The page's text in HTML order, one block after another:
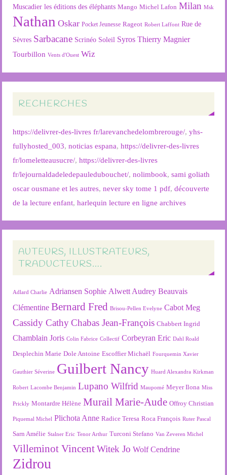
Muscadier les éditions des éléphants Mango Michel Lafon Milan Msk
Nathan Oskar Pocket Jeunesse Rageot Robert Laffont Rue de
Sèvres Sarbacane Scrinéo Soleil Syros Thierry Magnier
Tourbillon Vents d'Ouest Wiz
RECHERCHES
https://delivrer-des-livres fr/larevanchedelombrerouge/,yhs-
fullyhosted_003,noticias espana,https://delivrer-des-livres
fr/lomeletteausucre/,https://delivrer-des-livres
fr/lejournaldadeledepauledubouchet/,nolimbook,sami goliath
oscar ousmane et les autres,never sky tome 1 pdf,découverte
de la lecture enfant,harlequin lecture en ligne archives
AUTEURS, ILLUSTRATEURS,
TRADUCTEURS….
Adlard Charlie Adriansen Sophie Alwett Audrey Beauvais
Clémentine Bernard Fred Brisou-Pellen Evelyne Cabot Meg
Cassidy Cathy Chabas Jean-François Chabbert Ingrid
Chamblain Joris Colin Fabrice Collectif Corbeyran Eric Dahl Roald
Desplechin Marie Dole Antoine Escoffier Michaël Fourquemin Xavier
Gauthier Séverine Guilbert Nancy Huard Alexandra Kirkman
Robert Lacombe Benjamin Lupano Wilfrid Maupomé Meyer Ilona Miss
Prickly Montardre Hélène Murail Marie-Aude Offroy Christian
Piquemal Michel Plichota Anne Radice Teresa Roca François Ruter Pascal
Sarn Amélie Stalner Eric Tenor Arthur Turconi Stefano Van Zeveren Michel
Villeminot Vincent Witek Jo Wolf Cendrine
Zidrou